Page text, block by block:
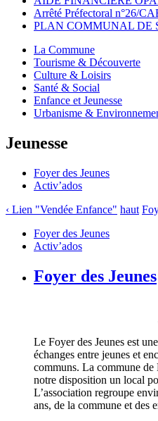
Arrêté Préfectoral n°26/
PLAN COMMUNAL DE
La Commune
Tourisme & Découverte
Culture & Loisirs
Santé & Social
Enfance et Jeunesse
Urbanisme &
Jeunesse
Foyer des Jeunes
Activ’ados
‹ Lien "Vendée Enfance" haut
Foyer des Jeunes
Activ’ados
Foyer des Jeunes
Le Foyer des Jeunes est
échanges entre jeunes et
communs. La commune
notre disposition un local
L’association regroupe
ans, de la commune et des